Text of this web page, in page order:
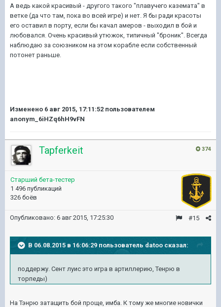
А ведь какой красивый - другого такого "плавучего каземата" в
ветке (да что там, пока во всей игре) и нет. Я бы ради красоты
его оставил в порту, если бы качал амеров - выходил в бой и
любовался. Очень красивый утюжок, типичный "броник". Всегда
наблюдаю за союзником на этом корабле если собственный
потонет раньше.
Изменено 6 авг 2015, 17:11:52 пользователем
anonym_6iHZq6hH9vFN
374
Tapferkeit
Старший бета-тестер
1 496 публикаций
326 боёв
#15
Опубликовано: 6 авг 2015, 17:25:30
В 06.08.2015 в 16:06:29 пользователь datoo сказал:
поддержу. Сент луис это игра в артиллерию, Тенрю в
торпеды)
На Тэнрю затащить бой проще, имба. К тому же многие новички